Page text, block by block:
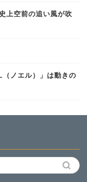
上空前の追い風が吹
ノエル）」は動きの